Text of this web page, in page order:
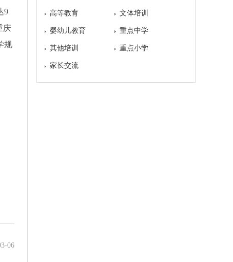
9
庆
规
06
高等教育 文体培训
婴幼儿教育 重点中学
其他培训 重点小学
家长交流